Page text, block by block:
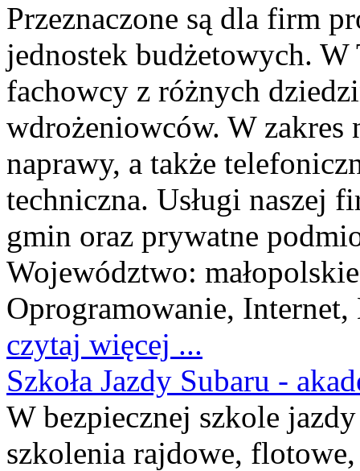
Przeznaczone są dla firm
jednostek budżetowych.
fachowcy z różnych
wdrożeniowców. W zakres
naprawy, a także
techniczna. Usługi naszej
gmin oraz prywatne
Województwo: małopolskie
Oprogramowanie, Internet,
czytaj więcej ...
Szkoła Jazdy Subaru -
W bezpiecznej szkole
szkolenia rajdowe,